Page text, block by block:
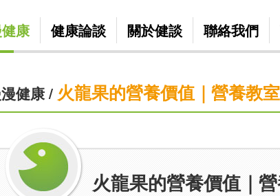
康 健康論談 關於健談 聯絡我們
健康/ 火龍果的營養價值｜營養教
火龍果的營養價值｜